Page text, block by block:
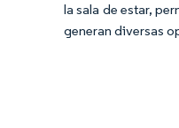
la sala de estar,
generan diversas